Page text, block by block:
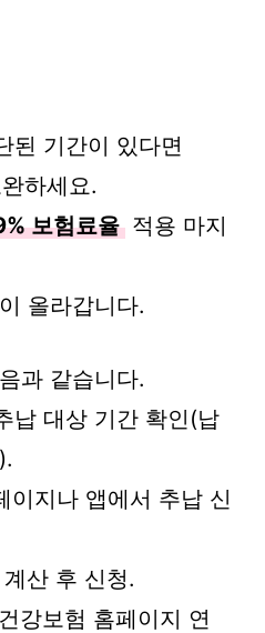
된 기간이 있다면
하세요.
보험료율 적용 마지
올라갑니다.
과 같습니다.
납 대상 기간 확인(납
이지나 앱에서 추납 신
산 후 신청.
강보험 홈페이지 연